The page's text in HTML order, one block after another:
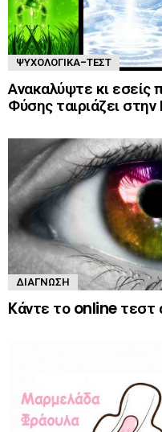
ΨΥΧΟΛΟΓΙΚΆ-ΤΈΣΤ
Ανακαλύψτε κι εσείς
Φύσης ταιριάζει
ΔΙΆΓΝΩΣΗ
Kάντε το online